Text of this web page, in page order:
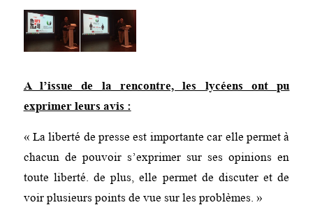
A l’issue de la rencontre, les lycéens ont pu
exprimer leurs avis :
« La liberté de presse est importante car elle permet à
chacun de pouvoir s’exprimer sur ses opinions en
toute liberté. de plus, elle permet de discuter et de
voir plusieurs points de vue sur les problèmes. »